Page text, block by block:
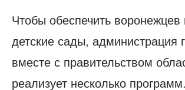
Чтобы обеспечить
детские сады, администрация
вместе с правительством
реализует несколько